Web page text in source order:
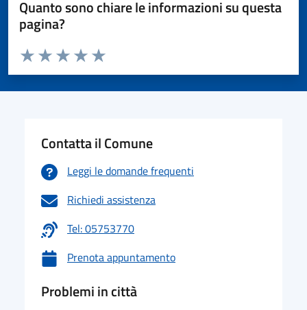
Quanto sono chiare le informazioni su questa
pagina?
Valuta da 1 a 5 stelle la pagina
Valuta 5 stelle su 5
Valuta 4 stelle su 5
Valuta 3 stelle su 5
Valuta 2 stelle su 5
Valuta 1 stelle su 5
Contatta il Comune
Leggi le domande frequenti
Richiedi assistenza
Tel: 05753770
Prenota appuntamento
Problemi in città